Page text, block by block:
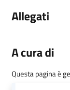
Allegati
A cura di
Questa pagina è